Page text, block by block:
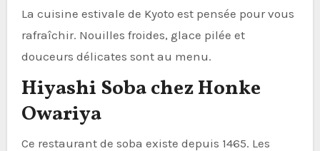
La cuisine estivale de Kyoto est pensée pour vous
rafraîchir. Nouilles froides, glace pilée et
douceurs délicates sont au menu.
Hiyashi Soba chez Honke
Owariya
Ce restaurant de soba existe depuis 1465. Les